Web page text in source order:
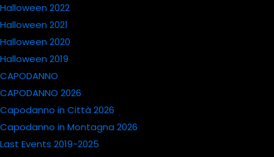
Halloween 2022
Halloween 2021
Halloween 2020
Halloween 2019
CAPODANNO
CAPODANNO 2026
Capodanno in Città 2026
Capodanno in Montagna 2026
Last Events 2019-2025